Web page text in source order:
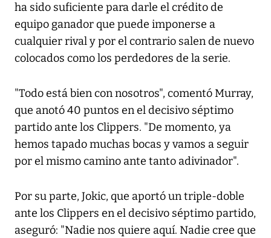
ha sido suficiente para darle el crédito de
equipo ganador que puede imponerse a
cualquier rival y por el contrario salen de nuevo
colocados como los perdedores de la serie.
"Todo está bien con nosotros", comentó Murray,
que anotó 40 puntos en el decisivo séptimo
partido ante los Clippers. "De momento, ya
hemos tapado muchas bocas y vamos a seguir
por el mismo camino ante tanto adivinador".
Por su parte, Jokic, que aportó un triple-doble
ante los Clippers en el decisivo séptimo partido,
aseguró: "Nadie nos quiere aquí. Nadie cree que